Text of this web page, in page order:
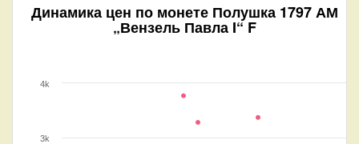
Динамика цен по монете Полушка 1797 АМ
„Вензель Павла I“ F
3k
4k